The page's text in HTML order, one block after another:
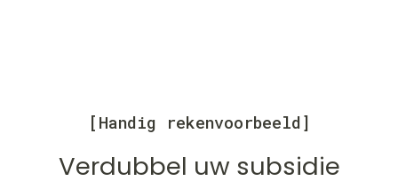
[Handig rekenvoorbeeld]
Verdubbel uw subsidie